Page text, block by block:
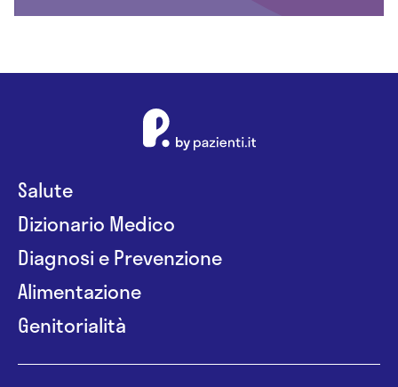
Salute
Dizionario Medico
Diagnosi e Prevenzione
Alimentazione
Genitorialità